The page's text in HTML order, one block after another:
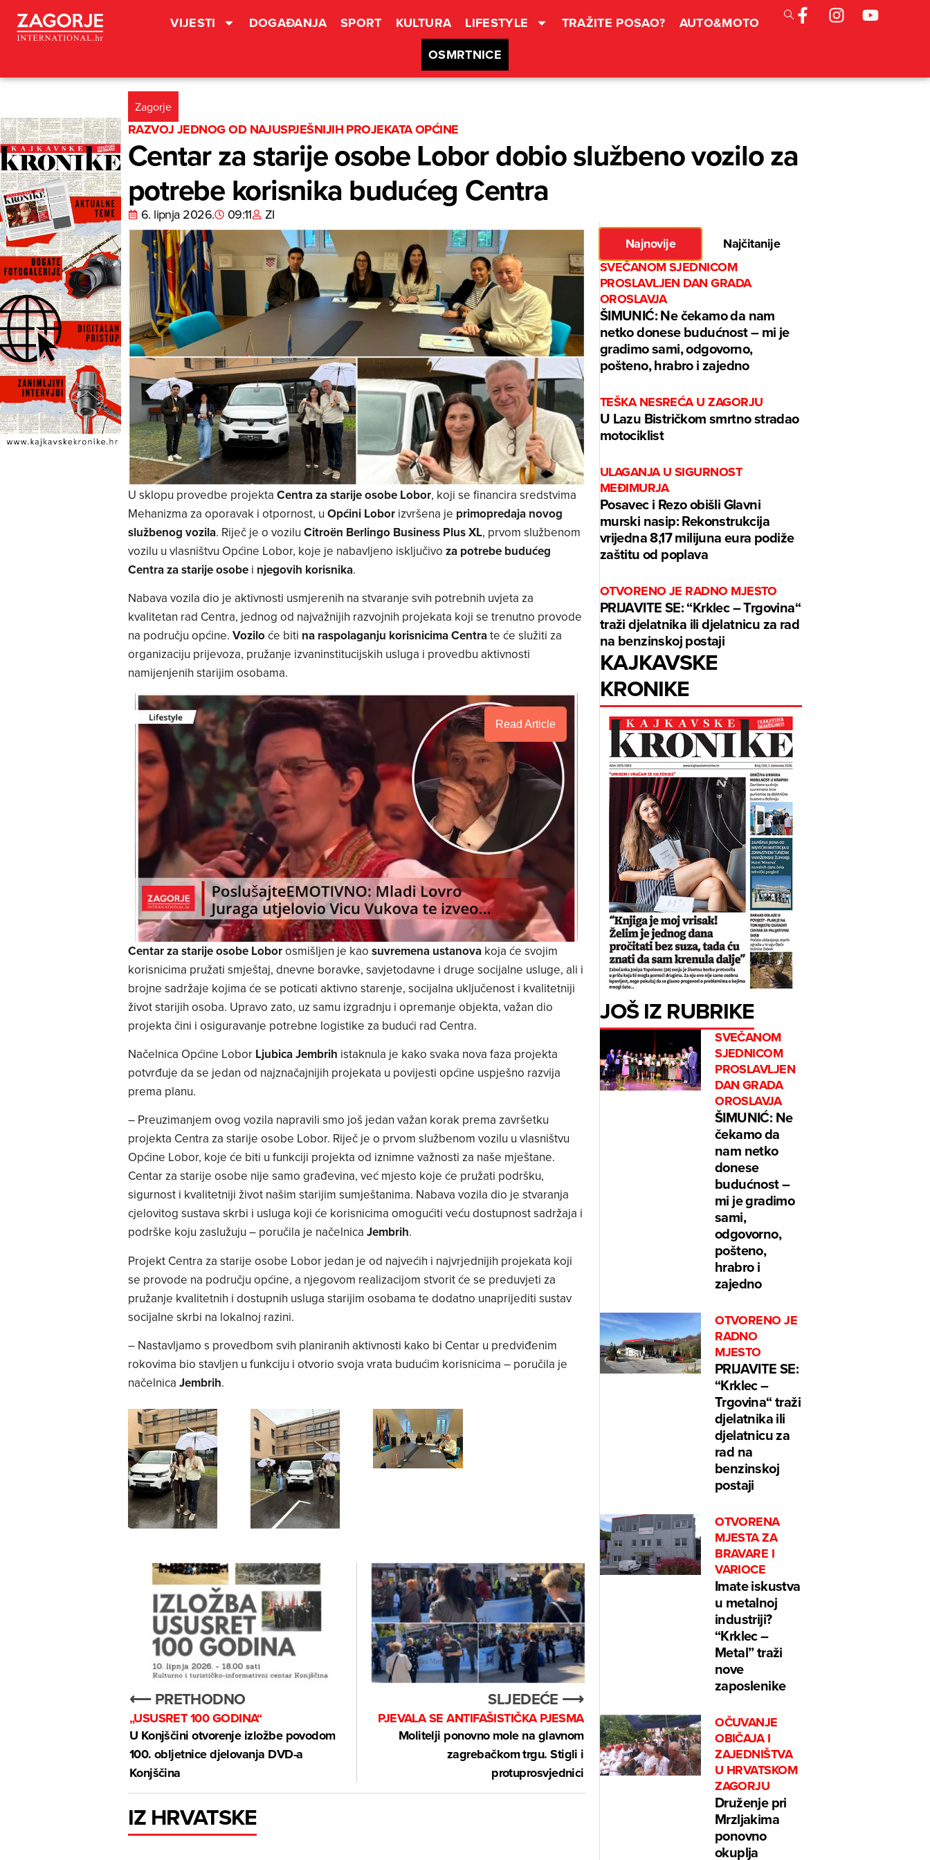
VIJESTI DOGAĐANJA SPORT KULTURA LIFESTYLE TRAŽITE POSAO?
AUTO&MOTO
OSMRTNICE
Zagorje
RAZVOJ JEDNOG OD NAJUSPJEŠNIJIH PROJEKATA OPĆINE
Centar za starije osobe Lobor dobio službeno vozilo za
potrebe korisnika budućeg Centra
6. lipnja 2026. 09:11 ZI
U sklopu provedbe projekta Centra za starije osobe Lobor, koji se financira sredstvima
Mehanizma za oporavak i otpornost, u Općini Lobor izvršena je primopredaja novog
službenog vozila. Riječ je o vozilu Citroën Berlingo Business Plus XL, prvom službenom
vozilu u vlasništvu Općine Lobor, koje je nabavljeno isključivo za potrebe budućeg
Centra za starije osobei njegovih korisnika.
Nabava vozila dio je aktivnosti usmjerenih na stvaranje svih potrebnih uvjeta za
kvalitetan rad Centra, jednog od najvažnijih razvojnih projekata koji se trenutno provode
na području općine. Voziloće biti na raspolaganju korisnicima Centrate će služiti za
organizaciju prijevoza, pružanje izvaninstitucijskih usluga i provedbu aktivnosti
namijenjenih starijim osobama.
Read Article
Centar za starije osobe Loborosmišljen je kao suvremena ustanovakoja će svojim
korisnicima pružati smještaj, dnevne boravke, savjetodavne i druge socijalne usluge, ali i
brojne sadržaje kojima će se poticati aktivno starenje, socijalna uključenost i kvalitetniji
život starijih osoba. Upravo zato, uz samu izgradnju i opremanje objekta, važan dio
projekta čini i osiguravanje potrebne logistike za budući rad Centra.
Načelnica Općine Lobor Ljubica Jembrih istaknula je kako svaka nova faza projekta
potvrđuje da se jedan od najznačajnijih projekata u povijesti općine uspješno razvija
prema planu.
– Preuzimanjem ovog vozila napravili smo još jedan važan korak prema završetku
projekta Centra za starije osobe Lobor. Riječ je o prvom službenom vozilu u vlasništvu
Općine Lobor, koje će biti u funkciji projekta od iznimne važnosti za naše mještane.
Centar za starije osobe nije samo građevina, već mjesto koje će pružati podršku,
sigurnost i kvalitetniji život našim starijim sumještanima. Nabava vozila dio je stvaranja
cjelovitog sustava skrbi i usluga koji će korisnicima omogućiti veću dostupnost sadržaja i
podrške koju zaslužuju – poručila je načelnica Jembrih.
Projekt Centra za starije osobe Lobor jedan je od najvećih i najvrjednijih projekata koji
se provode na području općine, a njegovom realizacijom stvorit će se preduvjeti za
pružanje kvalitetnih i dostupnih usluga starijim osobama te dodatno unaprijediti sustav
socijalne skrbi na lokalnoj razini.
– Nastavljamo s provedbom svih planiranih aktivnosti kako bi Centar u predviđenim
rokovima bio stavljen u funkciju i otvorio svoja vrata budućim korisnicima – poručila je
načelnica Jembrih.
⟵ PRETHODNO
„USUSRET 100 GODINA“
U Konjščini otvorenje izložbe povodom
100. obljetnice djelovanja DVD-a
Konjščina
SLJEDEĆE ⟶
PJEVALA SE ANTIFAŠISTIČKA PJESMA
Molitelji ponovno mole na glavnom
zagrebačkom trgu. Stigli i
protuprosvjednici
IZ HRVATSKE
Najnovije
Najčitanije
SVEČANOM SJEDNICOM
PROSLAVLJEN DAN GRADA
OROSLAVJA
ŠIMUNIĆ: Ne čekamo da nam
netko donese budućnost – mi je
gradimo sami, odgovorno,
pošteno, hrabro i zajedno
TEŠKA NESREĆA U ZAGORJU
U Lazu Bistričkom smrtno stradao
motociklist
ULAGANJA U SIGURNOST
MEĐIMURJA
Posavec i Rezo obišli Glavni
murski nasip: Rekonstrukcija
vrijedna 8,17 milijuna eura podiže
zaštitu od poplava
OTVORENO JE RADNO MJESTO
PRIJAVITE SE: “Krklec – Trgovina“
traži djelatnika ili djelatnicu za rad
na benzinskoj postaji
KAJKAVSKE
KRONIKE
JOŠ IZ RUBRIKE
SVEČANOM
SJEDNICOM
PROSLAVLJEN
DAN GRADA
OROSLAVJA
ŠIMUNIĆ: Ne
čekamo da
nam netko
donese
budućnost –
mi je gradimo
sami,
odgovorno,
pošteno,
hrabro i
zajedno
OTVORENO JE
RADNO
MJESTO
PRIJAVITE SE:
“Krklec –
Trgovina“ traži
djelatnika ili
djelatnicu za
rad na
benzinskoj
postaji
OTVORENA
MJESTA ZA
BRAVARE I
VARIOCE
Imate iskustva
u metalnoj
industriji?
“Krklec –
Metal” traži
nove
zaposlenike
OČUVANJE
OBIČAJA I
ZAJEDNIŠTVA
U HRVATSKOM
ZAGORJU
Druženje pri
Mrzljakima
ponovno
okuplja